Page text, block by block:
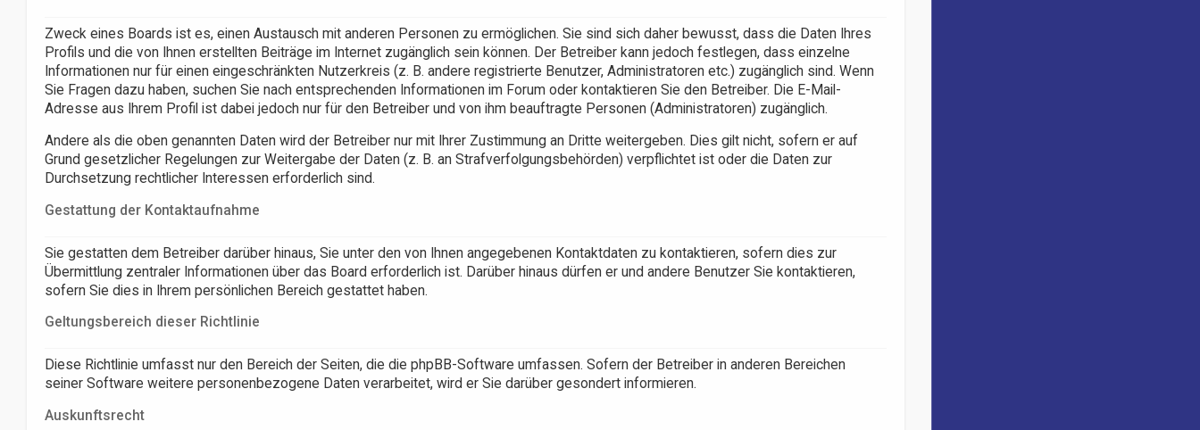
Zweck eines Boards ist es, einen Austausch mit anderen Personen zu ermöglichen. Sie sind sich daher bewusst, dass die Daten Ihres
Profils und die von Ihnen erstellten Beiträge im Internet zugänglich sein können. Der Betreiber kann jedoch festlegen, dass einzelne
Informationen nur für einen eingeschränkten Nutzerkreis (z. B. andere registrierte Benutzer, Administratoren etc.) zugänglich sind. Wenn
Sie Fragen dazu haben, suchen Sie nach entsprechenden Informationen im Forum oder kontaktieren Sie den Betreiber. Die E-Mail-
Adresse aus Ihrem Profil ist dabei jedoch nur für den Betreiber und von ihm beauftragte Personen (Administratoren) zugänglich.
Andere als die oben genannten Daten wird der Betreiber nur mit Ihrer Zustimmung an Dritte weitergeben. Dies gilt nicht, sofern er auf
Grund gesetzlicher Regelungen zur Weitergabe der Daten (z. B. an Strafverfolgungsbehörden) verpflichtet ist oder die Daten zur
Durchsetzung rechtlicher Interessen erforderlich sind.
Gestattung der Kontaktaufnahme
Sie gestatten dem Betreiber darüber hinaus, Sie unter den von Ihnen angegebenen Kontaktdaten zu kontaktieren, sofern dies zur
Übermittlung zentraler Informationen über das Board erforderlich ist. Darüber hinaus dürfen er und andere Benutzer Sie kontaktieren,
sofern Sie dies in Ihrem persönlichen Bereich gestattet haben.
Geltungsbereich dieser Richtlinie
Diese Richtlinie umfasst nur den Bereich der Seiten, die die phpBB-Software umfassen. Sofern der Betreiber in anderen Bereichen
seiner Software weitere personenbezogene Daten verarbeitet, wird er Sie darüber gesondert informieren.
Auskunftsrecht